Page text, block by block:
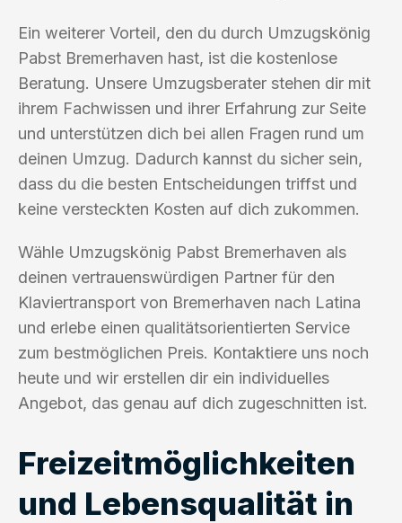
Ein weiterer Vorteil, den du durch Umzugskönig
Pabst Bremerhaven hast, ist die kostenlose
Beratung. Unsere Umzugsberater stehen dir mit
ihrem Fachwissen und ihrer Erfahrung zur Seite
und unterstützen dich bei allen Fragen rund um
deinen Umzug. Dadurch kannst du sicher sein,
dass du die besten Entscheidungen triffst und
keine versteckten Kosten auf dich zukommen.
Wähle Umzugskönig Pabst Bremerhaven als
deinen vertrauenswürdigen Partner für den
Klaviertransport von Bremerhaven nach Latina
und erlebe einen qualitätsorientierten Service
zum bestmöglichen Preis. Kontaktiere uns noch
heute und wir erstellen dir ein individuelles
Angebot, das genau auf dich zugeschnitten ist.
Freizeitmöglichkeiten
und Lebensqualität in